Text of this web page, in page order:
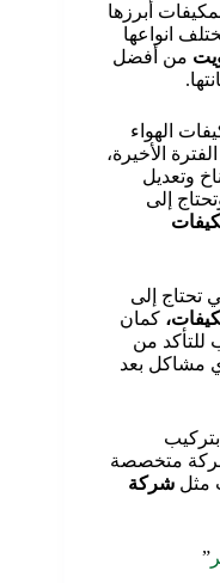
أبرزها
انواعها
من أفضل
الهواء
الأخيرة،
وتعديل
إلى
تحتاج إلى
كمان
للتأكد من
مشاكل بعد
متخصصة
مثل شركة
”